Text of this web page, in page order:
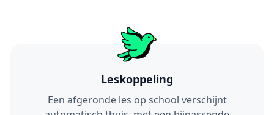
Leskoppeling
Een afgeronde les op school verschijnt